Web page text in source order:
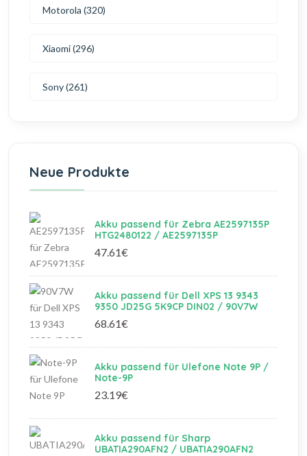
Motorola (320)
Xiaomi (296)
Sony (261)
Neue Produkte
Akku passend für Zebra AE2597135P
HTG2480122 / AE2597135P
47.61€
Akku passend für Dell XPS 13 9343
9350 JD25G 5K9CP DIN02 / 90V7W
68.61€
Akku passend für Ulefone Note 9P /
Note-9P
23.19€
Akku passend für Sharp
UBATIA290AFN2 / UBATIA290AFN2